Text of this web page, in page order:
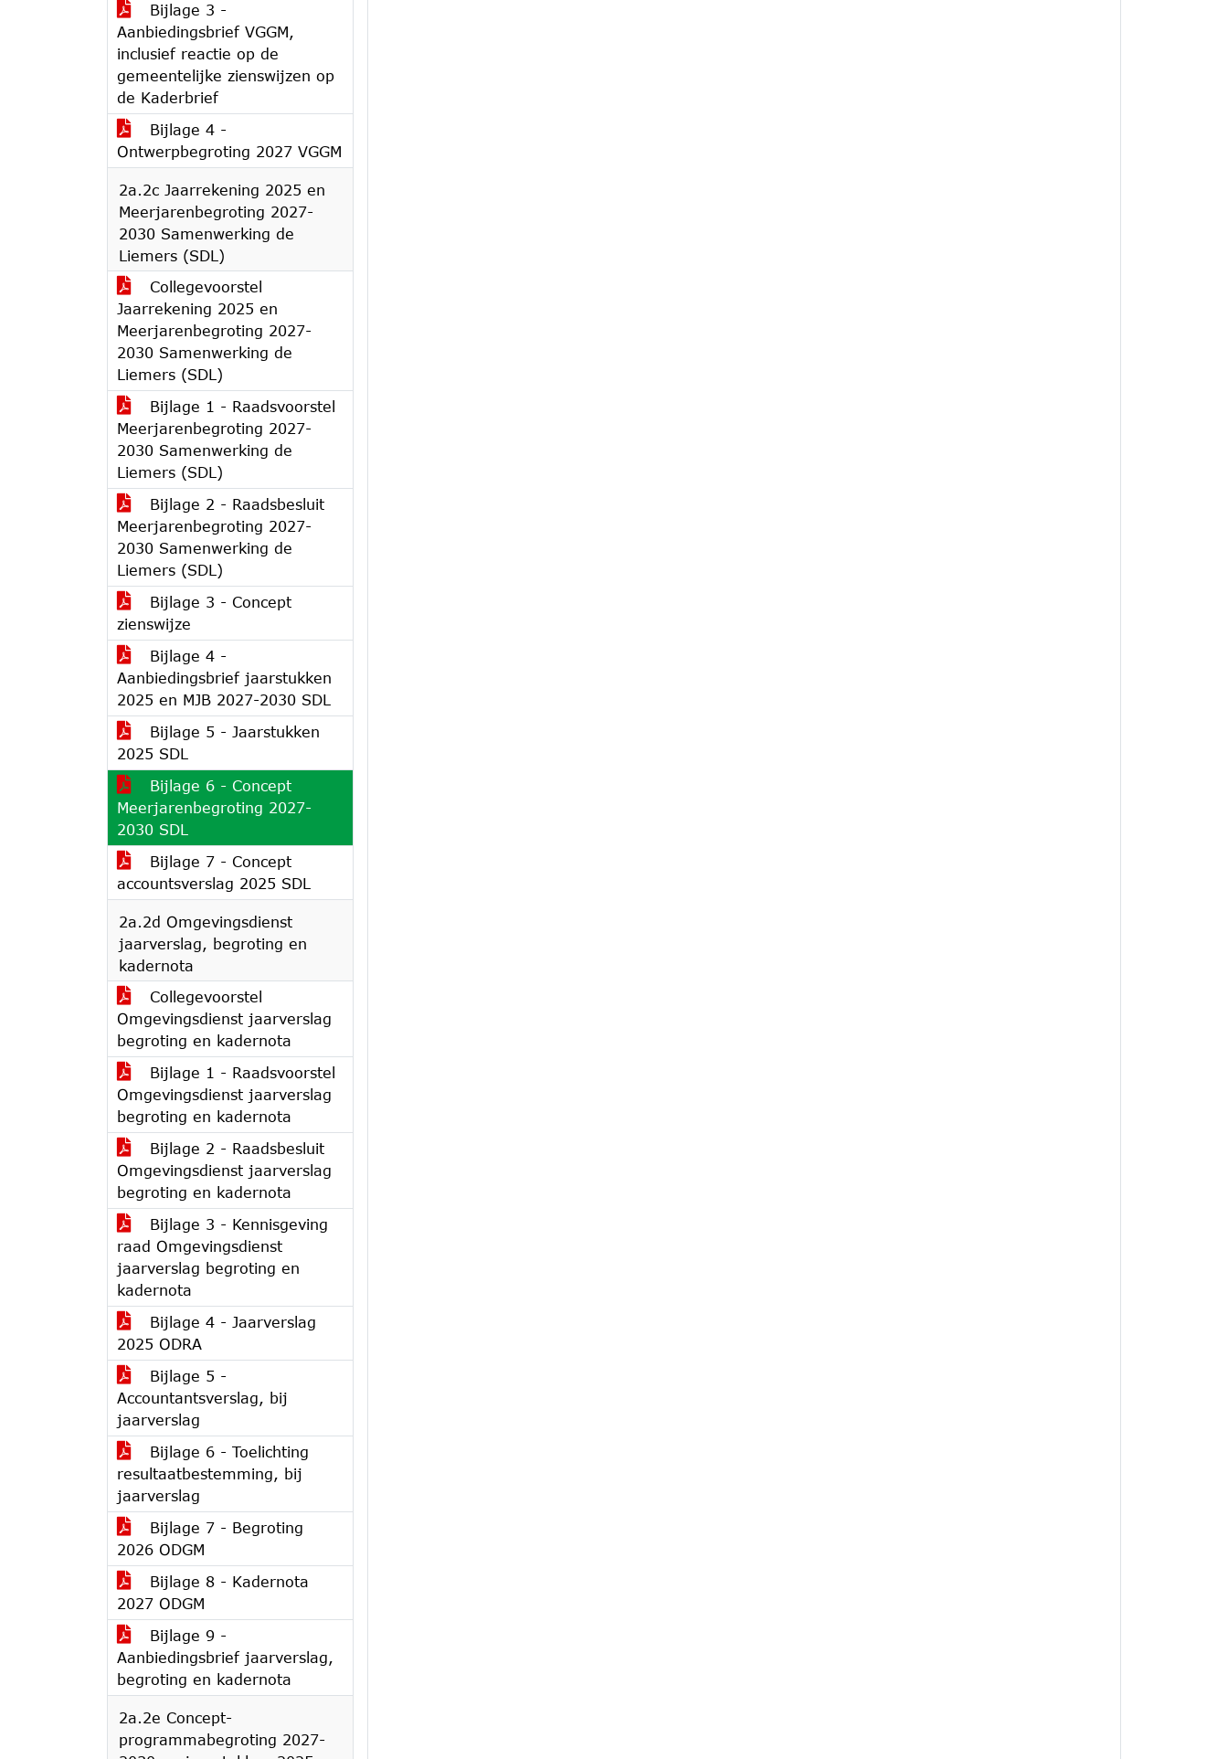
Bijlage 3 -
Aanbiedingsbrief VGGM,
inclusief reactie op de
gemeentelijke zienswijzen op
de Kaderbrief
Bijlage 4 -
Ontwerpbegroting 2027 VGGM
2a.2c Jaarrekening 2025 en
Meerjarenbegroting 2027-
2030 Samenwerking de
Liemers (SDL)
Collegevoorstel
Jaarrekening 2025 en
Meerjarenbegroting 2027-
2030 Samenwerking de
Liemers (SDL)
Bijlage 1 - Raadsvoorstel
Meerjarenbegroting 2027-
2030 Samenwerking de
Liemers (SDL)
Bijlage 2 - Raadsbesluit
Meerjarenbegroting 2027-
2030 Samenwerking de
Liemers (SDL)
Bijlage 3 - Concept
zienswijze
Bijlage 4 -
Aanbiedingsbrief jaarstukken
2025 en MJB 2027-2030 SDL
Bijlage 5 - Jaarstukken
2025 SDL
Bijlage 6 - Concept
Meerjarenbegroting 2027-
2030 SDL
Bijlage 7 - Concept
accountsverslag 2025 SDL
2a.2d Omgevingsdienst
jaarverslag, begroting en
kadernota
Collegevoorstel
Omgevingsdienst jaarverslag
begroting en kadernota
Bijlage 1 - Raadsvoorstel
Omgevingsdienst jaarverslag
begroting en kadernota
Bijlage 2 - Raadsbesluit
Omgevingsdienst jaarverslag
begroting en kadernota
Bijlage 3 - Kennisgeving
raad Omgevingsdienst
jaarverslag begroting en
kadernota
Bijlage 4 - Jaarverslag
2025 ODRA
Bijlage 5 -
Accountantsverslag, bij
jaarverslag
Bijlage 6 - Toelichting
resultaatbestemming, bij
jaarverslag
Bijlage 7 - Begroting
2026 ODGM
Bijlage 8 - Kadernota
2027 ODGM
Bijlage 9 -
Aanbiedingsbrief jaarverslag,
begroting en kadernota
2a.2e Concept-
programmabegroting 2027-